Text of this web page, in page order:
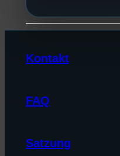
Kontakt
FAQ
Satzung